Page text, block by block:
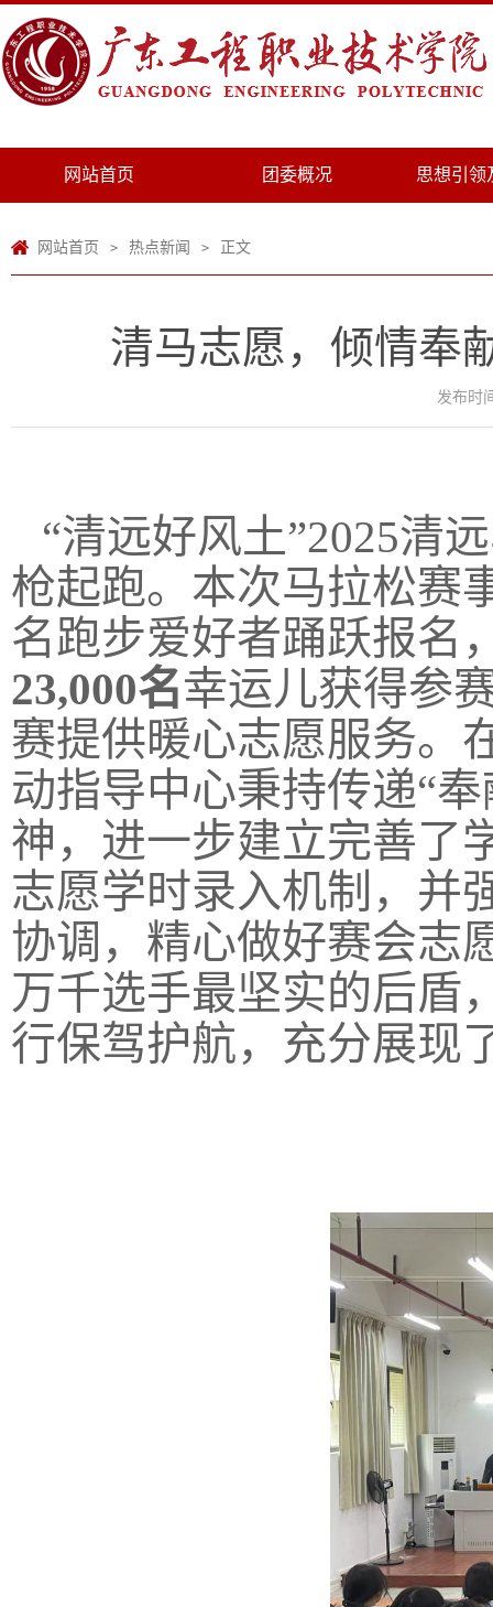
网站首页 团委概况 思想引领
网站首页 > 热点新闻 > 正文
清马志愿，倾情
发布时
“清远好风土”2025清
枪起跑。本次马拉松赛
名跑步爱好者踊跃报名
23,000名幸运儿获得参
赛提供暖心志愿服务。
动指导中心秉持传递“
神，进一步建立完善了
志愿学时录入机制，并
协调，精心做好赛会志
万千选手最坚实的后盾
行保驾护航，充分展现